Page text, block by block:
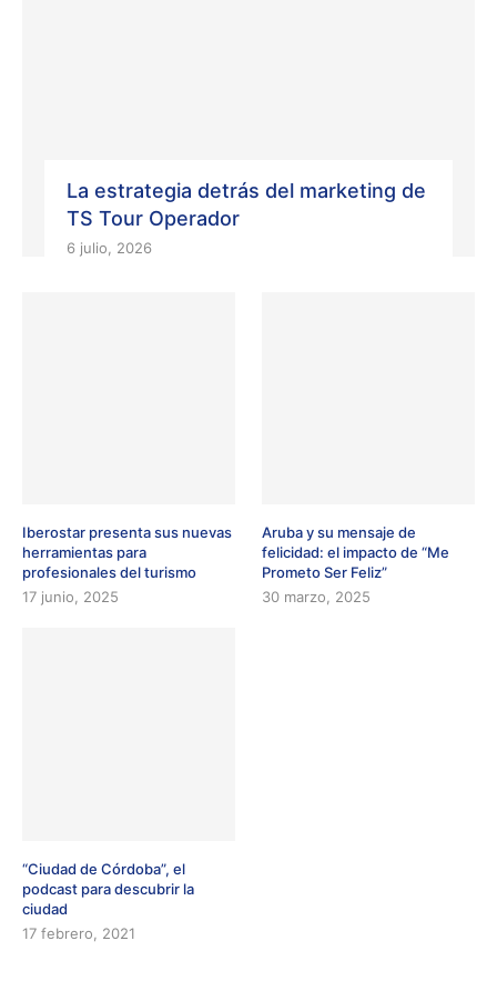
La estrategia detrás del marketing de
TS Tour Operador
6 julio, 2026
Iberostar presenta sus nuevas
herramientas para
profesionales del turismo
17 junio, 2025
Aruba y su mensaje de
felicidad: el impacto de “Me
Prometo Ser Feliz”
30 marzo, 2025
“Ciudad de Córdoba”, el
podcast para descubrir la
ciudad
17 febrero, 2021